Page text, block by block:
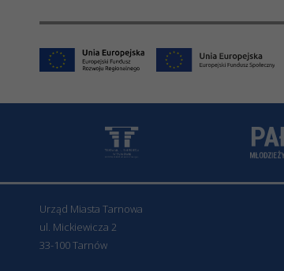
Urząd Miasta Tarnowa
ul. Mickiewicza 2
33-100 Tarnów